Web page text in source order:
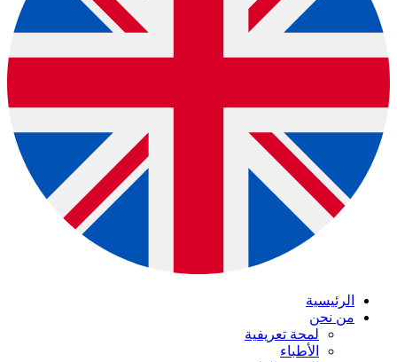
الرئيسية
من نحن
لمحة تعريفية
الأطباء